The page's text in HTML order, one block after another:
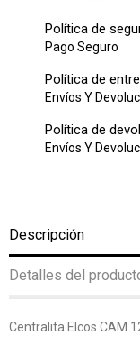
Política de
Pago Seguro
Política de
Envíos Y
Política de
Envíos Y
Descripción
Detalles del
Centralita Elcos CAM